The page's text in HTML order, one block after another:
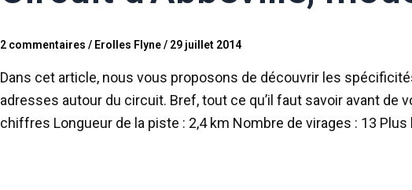
2 commentaires / Erolles Flyne/ 29 juillet 2014
Dans cet article, nous vous proposons de découvrir les
adresses autour du circuit. Bref, tout ce qu’il faut savoir avant de
chiffres Longueur de la piste : 2,4 km Nombre de virages : 13